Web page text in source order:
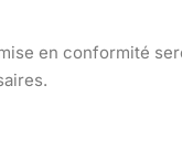
en conformité